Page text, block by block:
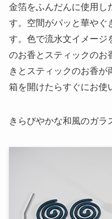
金箔をふんだんに使用し
す。空間がパッと華やぐ
す。色で流水文イメージ
のお香とスティックのお
きとスティックのお香が
箱を開けたらすぐにお使
きらびやかな和風のガラ